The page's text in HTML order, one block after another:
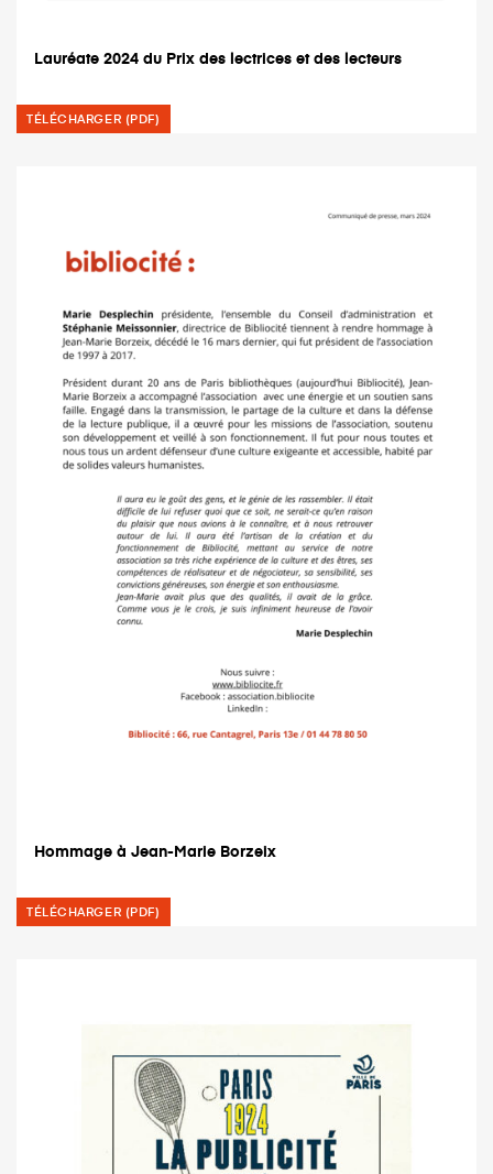
Lauréate 2024 du Prix des lectrices et des lecteurs
TÉLÉCHARGER (PDF)
Hommage à Jean-Marie Borzeix
TÉLÉCHARGER (PDF)